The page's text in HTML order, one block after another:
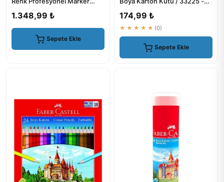
1.348,99 ₺
Sepete Ekle
174,99 ₺
★★★★★ (0)
Sepete Ekle